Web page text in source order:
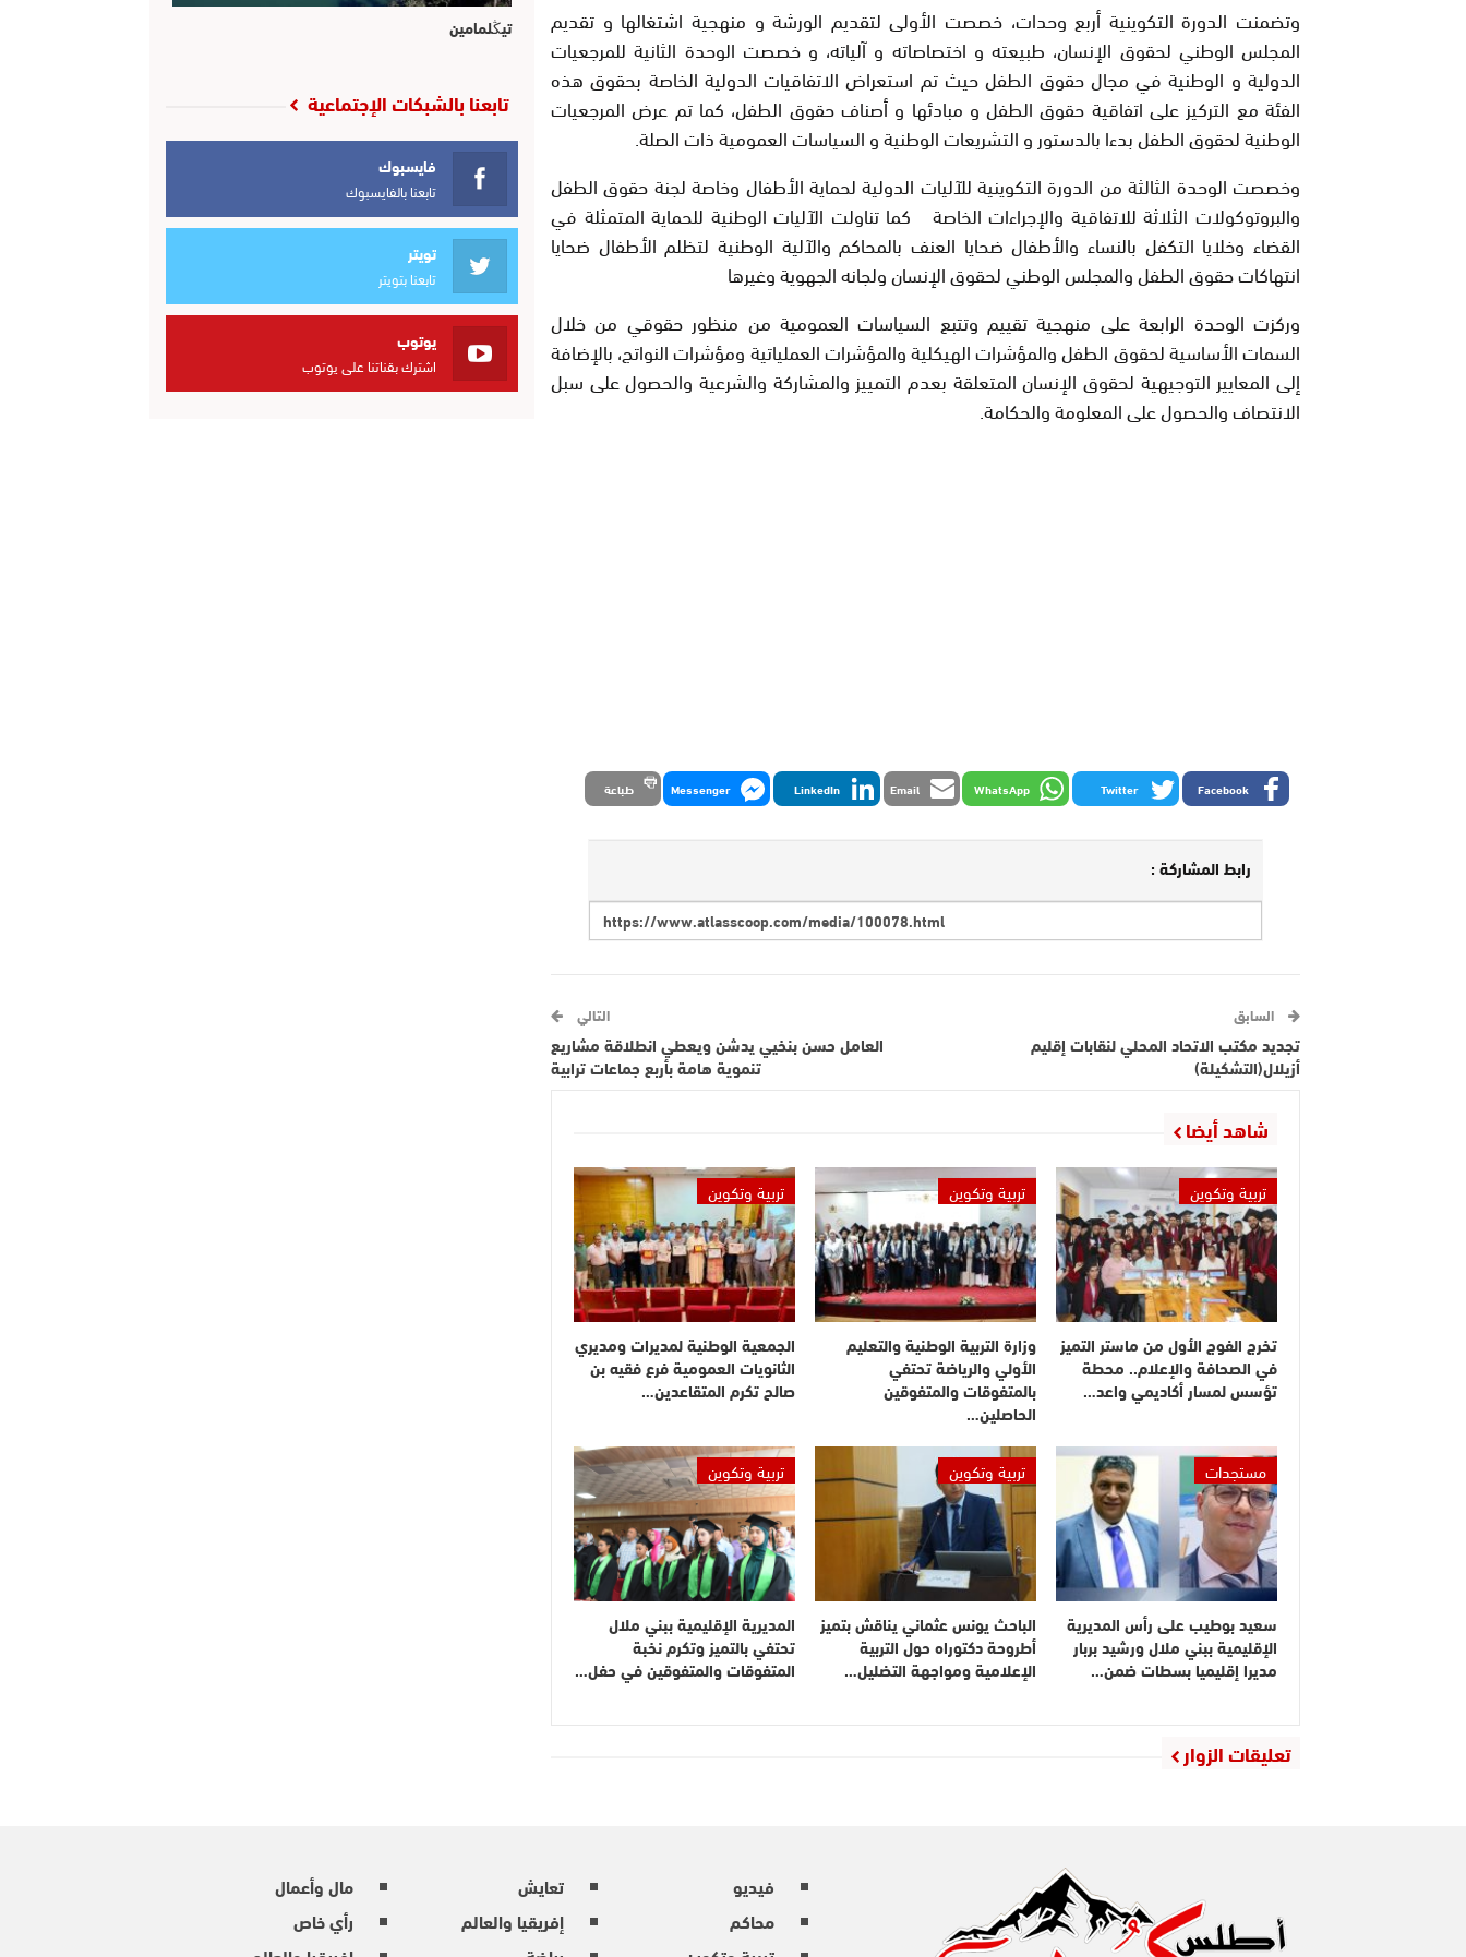
وتضمنت الدورة التكوينية أربع وحدات، خصصت الأولى لتقديم الورشة و منهجية اشتغالها و تقديم
المجلس الوطني لحقوق الإنسان، طبيعته و اختصاصاته و آلياته، و خصصت الوحدة الثانية للمرجعيات
الدولية و الوطنية في مجال حقوق الطفل حيث تم استعراض الاتفاقيات الدولية الخاصة بحقوق هذه
الفئة مع التركيز على اتفاقية حقوق الطفل و مبادئها و أصناف حقوق الطفل، كما تم عرض المرجعيات
الوطنية لحقوق الطفل بدءا بالدستور و التشريعات الوطنية و السياسات العمومية ذات الصلة.
وخصصت الوحدة الثالثة من الدورة التكوينية للآليات الدولية لحماية الأطفال وخاصة لجنة حقوق الطفل
والبروتوكولات الثلاثة للاتفاقية والإجراءات الخاصة كما تناولت الآليات الوطنية للحماية المتمثلة في
القضاء وخلايا التكفل بالنساء والأطفال ضحايا العنف بالمحاكم والآلية الوطنية لتظلم الأطفال ضحايا
انتهاكات حقوق الطفل والمجلس الوطني لحقوق الإنسان ولجانه الجهوية وغيرها
وركزت الوحدة الرابعة على منهجية تقييم وتتبع السياسات العمومية من منظور حقوقي من خلال
السمات الأساسية لحقوق الطفل والمؤشرات الهيكلية والمؤشرات العملياتية ومؤشرات النواتج، بالإضافة
إلى المعايير التوجيهية لحقوق الإنسان المتعلقة بعدم التمييز والمشاركة والشرعية والحصول على سبل
الانتصاف والحصول على المعلومة والحكامة.
Facebook
Twitter
WhatsApp
Email
LinkedIn
Messenger طباعة
رابط المشاركة :
السابق
تجديد مكتب الاتحاد المحلي لنقابات إقليم
أزيلال(التشكيلة)
التالي
العامل حسن بنخيي يدشن ويعطي انطلاقة مشاريع
تنموية هامة بأربع جماعات ترابية
شاهد أيضا
تربية وتكوين
تخرج الفوج الأول من ماستر التميز
في الصحافة والإعلام.. محطة
تؤسس لمسار أكاديمي واعد…
تربية وتكوين
وزارة التربية الوطنية والتعليم
الأولي والرياضة تحتفي
بالمتفوقات والمتفوقين
الحاصلين…
تربية وتكوين
الجمعية الوطنية لمديرات ومديري
الثانويات العمومية فرع فقيه بن
صالح تكرم المتقاعدين…
مستجدات
سعيد بوطيب على رأس المديرية
الإقليمية ببني ملال ورشيد بربار
مديرا إقليميا بسطات ضمن…
تربية وتكوين
الباحث يونس عثماني يناقش بتميز
أطروحة دكتوراه حول التربية
الإعلامية ومواجهة التضليل…
تربية وتكوين
المديرية الإقليمية ببني ملال
تحتفي بالتميز وتكرم نخبة
المتفوقات والمتفوقين في حفل…
تعليقات الزوار
تيڭلمامين
تابعنا بالشبكات الإجتماعية
فايسبوك
تابعنا بالفايسبوك
تويتر
تابعنا بتويتر
يوتوب
اشترك بقناتنا على يوتوب
فيديو
محاكم
تعايش
إفريقيا والعالم
مال وأعمال
رأي خاص